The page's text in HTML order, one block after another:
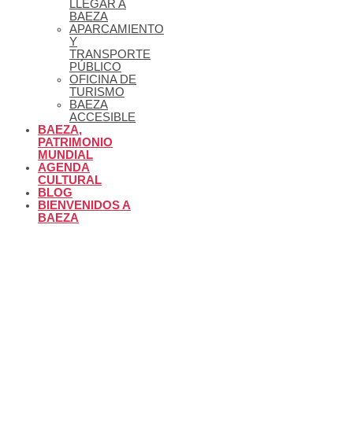
LLEGAR A
BAEZA
APARCAMIENTO
Y
TRANSPORTE
PÚBLICO
OFICINA DE
TURISMO
BAEZA
ACCESIBLE
BAEZA,
PATRIMONIO
MUNDIAL
AGENDA
CULTURAL
BLOG
BIENVENIDOS A
BAEZA